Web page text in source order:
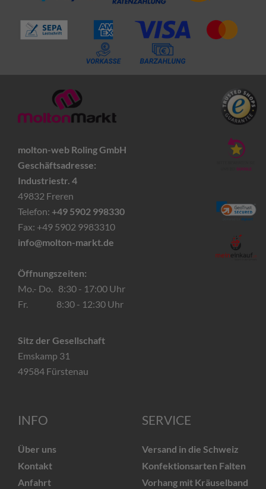
molton-web Roling GmbH
Geschäftsadresse:
Industriestr. 4
49832 Freren
Telefon: +49 5902 998330
Fax: +49 5902 9983310
info@molton-markt.de
Öffnungszeiten:
Mo.- Do. 8:30 - 17:00 Uhr
Fr. 8:30 - 12:30 Uhr
Sitz der Gesellschaft
Emskamp 31
49584 Fürstenau
INFO
Über uns
Kontakt
Anfahrt
SERVICE
Versand in die Schweiz
Konfektionsarten Falten
Vorhang mit Kräuselband